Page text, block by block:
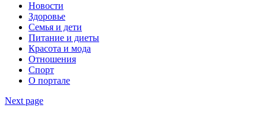
Новости
Здоровье
Семья и дети
Питание и диеты
Красота и мода
Отношения
Спорт
О портале
Next page